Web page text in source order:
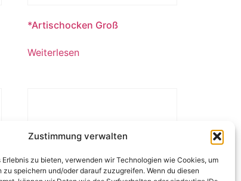
Zustimmung verwalten
Erlebnis zu bieten, verwenden wir Technologien wie Cookies, um
zu speichern und/oder darauf zuzugreifen. Wenn du diesen
*Artischocken Groß
Weiterlesen